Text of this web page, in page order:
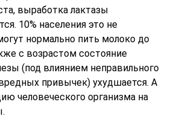
выработка лактазы
10% населения это не
нормально пить молоко до
с возрастом состояние
(под влиянием неправильного
привычек) ухудшается. А
человеческого организма на